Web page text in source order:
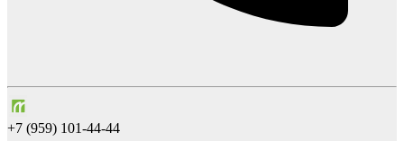
+7 (959) 101-44-44